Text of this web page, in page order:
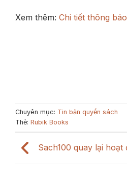
Xem thêm: Chi tiết thông
Chuyên mục: Tin bản quyền sách
Thẻ: Rubik Books
Sach100 quay lại hoạt